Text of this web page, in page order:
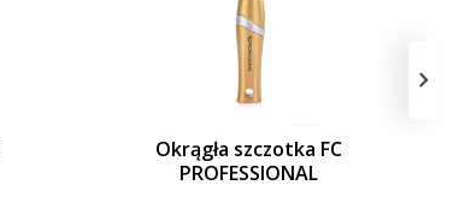
Okrągła szczotka FC
PROFESSIONAL
›